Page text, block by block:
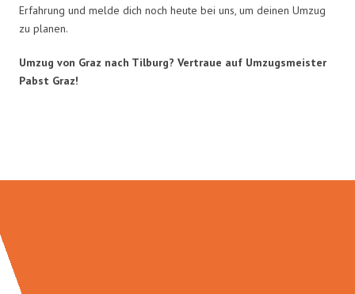
Erfahrung und melde dich noch heute bei uns, um deinen Umzug
zu planen.
Umzug von Graz nach Tilburg? Vertraue auf Umzugsmeister
Pabst Graz!